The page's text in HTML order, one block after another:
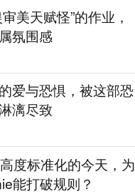
美天赋怪”的作业，
氛围感
爱与恐惧，被这部恐
漓尽致
度标准化的今天，为
能打破规则？